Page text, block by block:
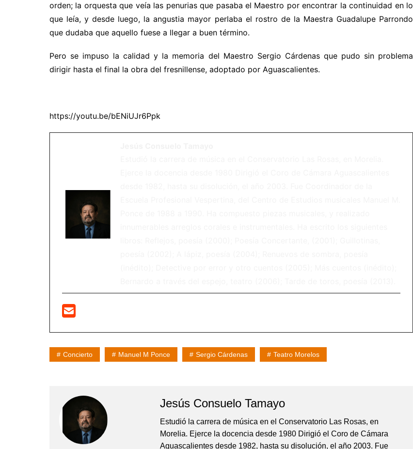
orden; la orquesta que veía las penurias que pasaba el Maestro por encontrar la continuidad en lo
que leía, y desde luego, la angustia mayor perlaba el rostro de la Maestra Guadalupe Parrondo
que dudaba que aquello fuese a llegar a buen término.
Pero se impuso la calidad y la memoria del Maestro Sergio Cárdenas que pudo sin problema
dirigir hasta el final la obra del fresnillense, adoptado por Aguascalientes.
https://youtu.be/bENiUJr6Ppk
Concierto Manuel M Ponce Sergio Cárdenas Teatro Morelos
Jesús Consuelo Tamayo
Estudió la carrera de música en el Conservatorio Las Rosas, en
Morelia. Ejerce la docencia desde 1980 Dirigió el Coro de Cámara
Aguascalientes desde 1982, hasta su disolución, el año 2003. Fue